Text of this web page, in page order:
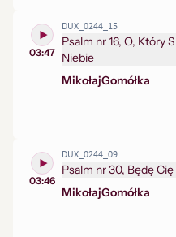
03:47
DUX_0244_15
Psalm nr 16, O, Który
Niebie
MikołajGomółka
03:46
DUX_0244_09
Psalm nr 30, Będę
MikołajGomółka